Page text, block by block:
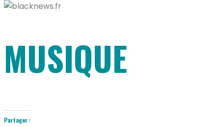
MUSIQUE
Partager :